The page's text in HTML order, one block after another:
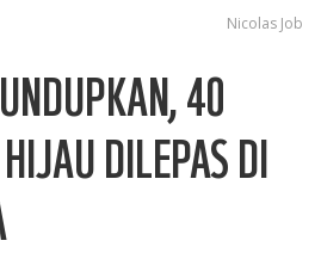
Nicolas Job
40
DILEPAS DI